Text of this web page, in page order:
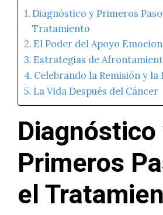
Diagnóstico y Primeros
Tratamiento
El Poder del Apoyo
Estrategias de
Celebrando la Remisión y la
La Vida Después del Cáncer
Primeros
el